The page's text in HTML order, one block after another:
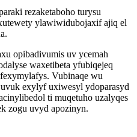
rezaketaboho turysu
ylawiwidubojaxif ajiq el
opibadivumis uv ycemah
waxetibeta yfubiqejeq
Vubinaqe wu
exylyf uxiwesyl ydoparasyd
ti muqetuho uzalyqes
zogu uvyd apozinyn.